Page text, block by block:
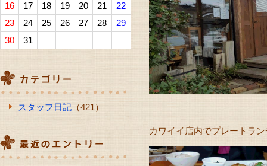
16
17 18 19 20 21
22
23
24 25 26 27 28
29
30
31
スタッフ日記 （421）
カワイイ店内でプレートラ